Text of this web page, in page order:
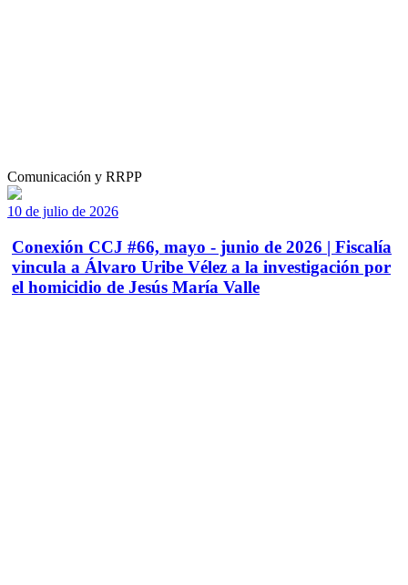
Comunicación y RRPP
10 de julio de 2026
Conexión CCJ #66, mayo - junio de 2026 | Fiscalía
vincula a Álvaro Uribe Vélez a la investigación por
el homicidio de Jesús María Valle